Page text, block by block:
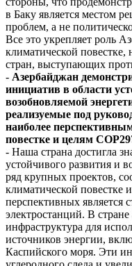
в Баку является местом
проблем, а не
Все это укрепляет роль
климатической повестке,
стран, выступающих
- Азербайджан
инициатив в области
возобновляемой
реализуемые под
наиболее
повестке и целям
- Наша страна достигла
устойчивого развития и
ряд крупных проектов,
климатической повестке
перспективных является
электростанций. В стране
инфраструктура для
источников энергии,
Каспийского моря. Эти